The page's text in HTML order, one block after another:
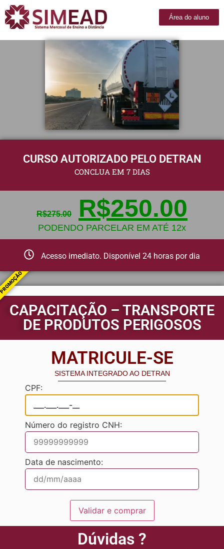
Área do aluno
CURSO AUTORIZADO PELO DETRAN
CONCLUA EM 7 DIAS
R$275.00 R$250.00
PODENDO PARCELAR EM ATÉ 12x
Acesso imediato. Disponível 24 horas por dia
CAPACITAÇÃO – TRANSPORTE
DE PRODUTOS PERIGOSOS
MATRICULE-SE
SISTEMA INTEGRADO AO DETRAN
CPF:
Número do registro CNH:
Data de nascimento:
Validar e comprar
Dúvidas ?